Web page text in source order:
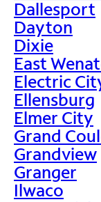
Dallesport
Dayton
Dixie
East
Electric
Ellensburg
Elmer City
Grand
Grandview
Granger
Ilwaco